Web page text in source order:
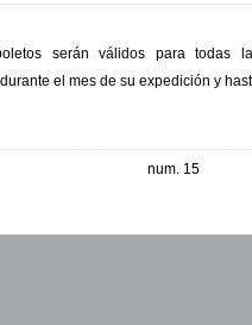
serán válidos para todas
el mes de su expedición y
num. 15